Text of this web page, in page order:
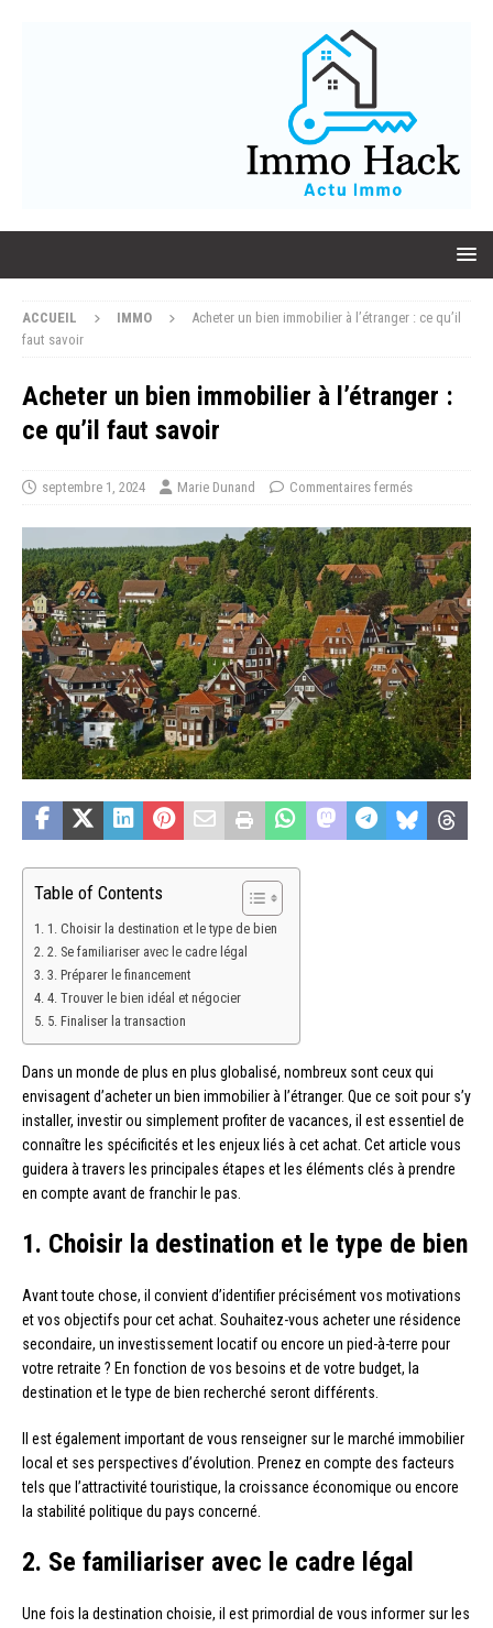
ACCUEIL IMMO
Acheter un bien immobilier à l’étranger : ce qu’il
faut savoir
Acheter un bien immobilier à l’étranger :
ce qu’il faut savoir
septembre 1, 2024 Marie Dunand Commentaires fermés
Table of Contents
1. Choisir la destination et le type de bien
2. Se familiariser avec le cadre légal
3. Préparer le financement
4. Trouver le bien idéal et négocier
5. Finaliser la transaction
Dans un monde de plus en plus globalisé, nombreux sont ceux qui
envisagent d’acheter un bien immobilier à l’étranger. Que ce soit pour s’y
installer, investir ou simplement profiter de vacances, il est essentiel de
connaître les spécificités et les enjeux liés à cet achat. Cet article vous
guidera à travers les principales étapes et les éléments clés à prendre
en compte avant de franchir le pas.
1. Choisir la destination et le type de bien
Avant toute chose, il convient d’identifier précisément vos motivations
et vos objectifs pour cet achat. Souhaitez-vous acheter une résidence
secondaire, un investissement locatif ou encore un pied-à-terre pour
votre retraite ? En fonction de vos besoins et de votre budget, la
destination et le type de bien recherché seront différents.
Il est également important de vous renseigner sur le marché immobilier
local et ses perspectives d’évolution. Prenez en compte des facteurs
tels que l’attractivité touristique, la croissance économique ou encore
la stabilité politique du pays concerné.
2. Se familiariser avec le cadre légal
Une fois la destination choisie, il est primordial de vous informer sur les